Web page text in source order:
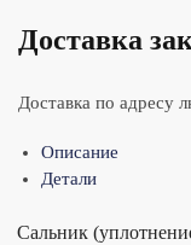
Доставка
Доставка по адресу
Описание
Детали
Сальник